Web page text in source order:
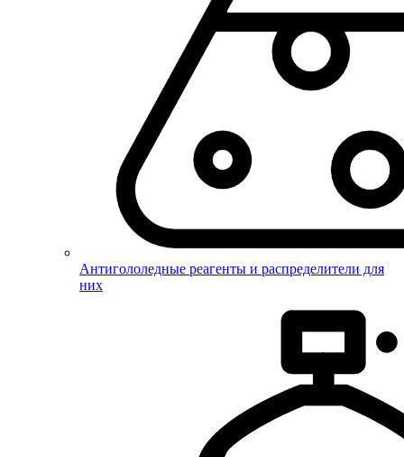
Антигололедные реагенты и распределители для
них